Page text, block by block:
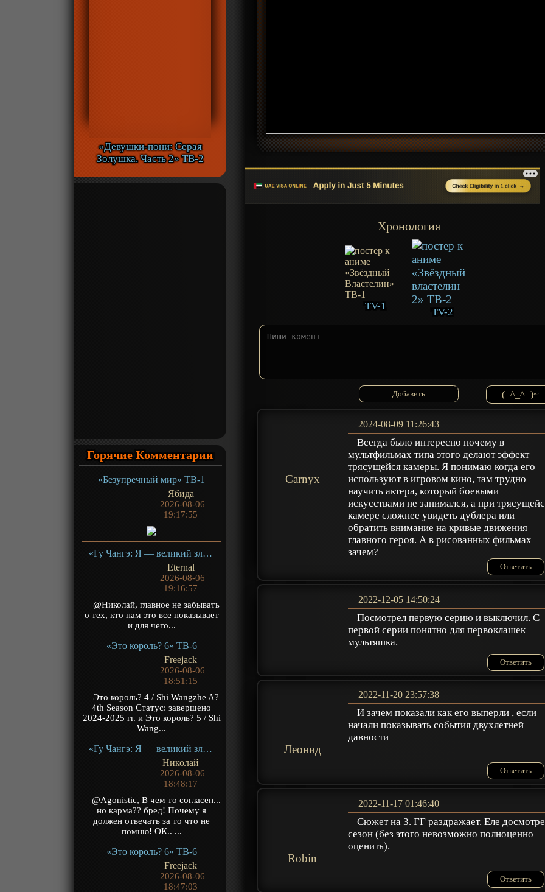
«Девушки-пони: Серая
Золушка. Часть 2» ТВ-2
Горячие Комментарии
«Безупречный мир» ТВ-1
Ябида
2026-08-06
19:17:55
«Гу Чангэ: Я — великий злодей Небесной Судьбы» ТВ-1
Eternal
2026-08-06
19:16:57
@Николай, главное не забывать
о тех, кто нам это все показывает
и для чего...
«Это король? 6» ТВ-6
Freejack
2026-08-06
18:51:15
Это король? 4 / Shi Wangzhe A?
4th Season Статус: завершено
2024-2025 гг. и Это король? 5 / Shi
Wang...
«Гу Чангэ: Я — великий злодей Небесной Судьбы» ТВ-1
Николай
2026-08-06
18:48:17
@Agonistic, В чем то согласен...
но карма?? бред! Почему я
должен отвечать за то что не
помню! ОК.. ...
«Это король? 6» ТВ-6
Freejack
2026-08-06
18:47:03
Хронология
TV-1
TV-2
(=^_^=)~
Carnyx
2024-08-09 11:26:43
Всегда было интересно почему в
мультфильмах типа этого делают эффект
трясущейся камеры. Я понимаю когда его
используют в игровом кино, там трудно
научить актера, который боевыми
искусствами не занимался, а при
камере сложнее увидеть дублера или
обратить внимание на кривые движения
главного героя. А в рисованных фильмах
зачем?
Ответить
2022-12-05 14:50:24
Посмотрел первую серию и выключил. С
первой серии понятно для первоклашек
мультяшка.
Ответить
Леонид
2022-11-20 23:57:38
И зачем показали как его выперли , если
начали показывать события двухлетней
давности
Ответить
Robin
2022-11-17 01:46:40
Сюжет на 3. ГГ раздражает. Еле
сезон (без этого невозможно полноценно
оценить).
Ответить